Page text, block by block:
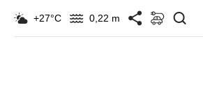
+27°C 0,22 m